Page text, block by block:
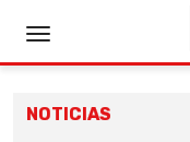
NOTICIAS